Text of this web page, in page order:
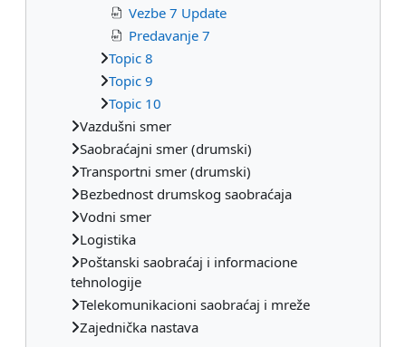
Vezbe 7 Update
Predavanje 7
Topic 8
Topic 9
Topic 10
Vazdušni smer
Saobraćajni smer (drumski)
Transportni smer (drumski)
Bezbednost drumskog saobraćaja
Vodni smer
Logistika
Poštanski saobraćaj i informacione
tehnologije
Telekomunikacioni saobraćaj i mreže
Zajednička nastava